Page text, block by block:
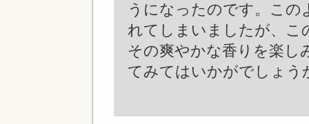
うになったのです。この
れてしまいましたが、こ
その爽やかな香りを楽し
てみてはいかがでしょう